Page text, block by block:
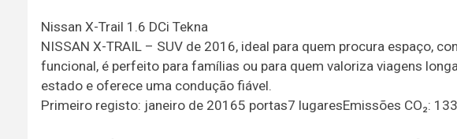
Nissan X-Trail 1.6 DCi Tekna
NISSAN X-TRAIL – SUV de 2016, ideal para quem procura espaço,
funcional, é perfeito para famílias ou para quem valoriza viagens
estado e oferece uma condução fiável.
Primeiro registo: janeiro de 20165 portas7 lugaresEmissões CO₂: